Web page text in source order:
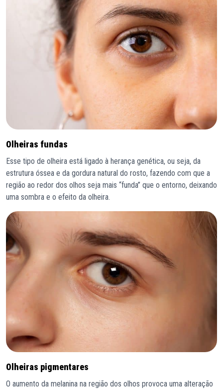
Olheiras fundas
Esse tipo de olheira está ligado à herança genética, ou seja, da
estrutura óssea e da gordura natural do rosto, fazendo com que a
região ao redor dos olhos seja mais “funda” que o entorno, deixando
uma sombra e o efeito da olheira.
Olheiras pigmentares
O aumento da melanina na região dos olhos provoca uma alteração